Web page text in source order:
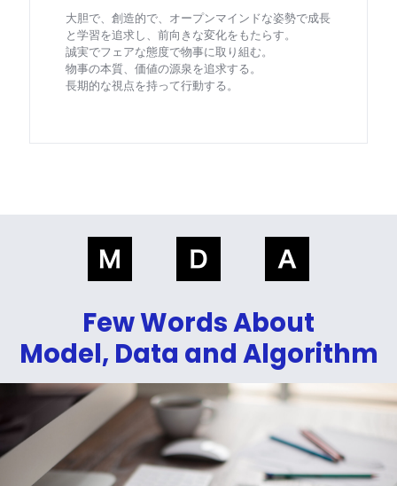
大胆で、創造的で、オープンマインドな姿勢で成長
と学習を追求し、前向きな変化をもたらす。
誠実でフェアな態度で物事に取り組む。
物事の本質、価値の源泉を追求する。
長期的な視点を持って行動する。
Few Words About
Model, Data and Algorithm